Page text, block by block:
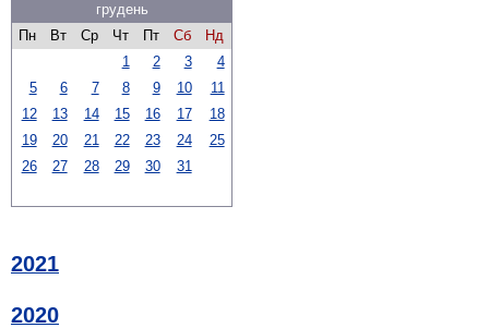
грудень
Пн
Вт Ср Чт Пт Сб
Нд
1
2 3
4
5
6 7 8 9 10
11
12
13 14 15 16 17
18
19
20 21 22 23 24
25
26
27 28 29 30 31
2021
2020